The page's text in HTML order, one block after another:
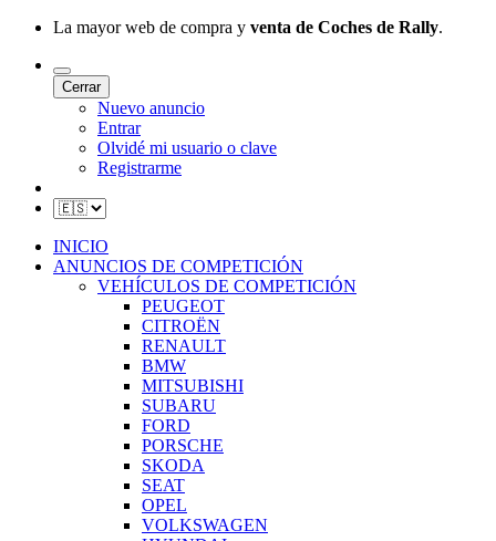
La mayor web de compra y venta de Coches de Rally.
Cerrar
Nuevo anuncio
Entrar
Olvidé mi usuario o clave
Registrarme
INICIO
ANUNCIOS DE COMPETICIÓN
VEHÍCULOS DE COMPETICIÓN
PEUGEOT
CITROËN
RENAULT
BMW
MITSUBISHI
SUBARU
FORD
PORSCHE
SKODA
SEAT
OPEL
VOLKSWAGEN